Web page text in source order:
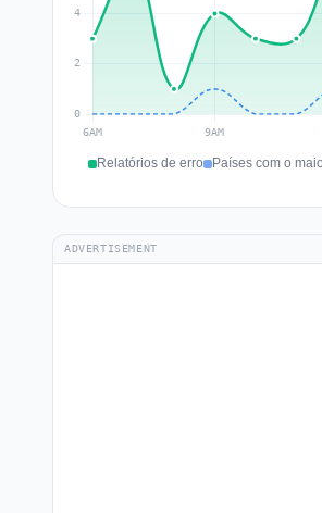
Relatórios de erro Países com o
ADVERTISEMENT